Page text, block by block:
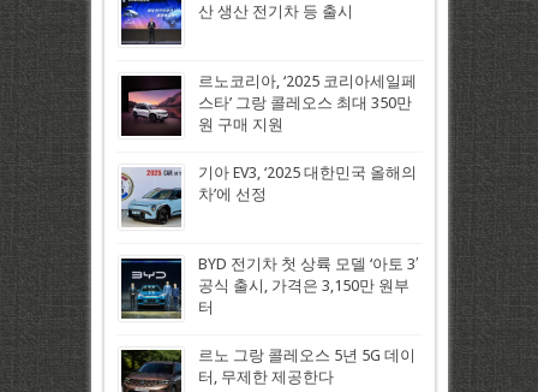
산 생산 전기차 등 출시
르노코리아, ‘2025 코리아세일페
스타’ 그랑 콜레오스 최대 350만
원 구매 지원
기아 EV3, ‘2025 대한민국 올해의
차’에 선정
BYD 전기차 첫 상륙 모델 ‘아토 3′
공식 출시, 가격은 3,150만 원부
터
르노 그랑 콜레오스 5년 5G 데이
터, 무제한 제공한다